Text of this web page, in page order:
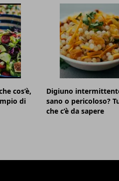
cos’è,
di
Digiuno
sano o pericoloso?
che c’è da sapere